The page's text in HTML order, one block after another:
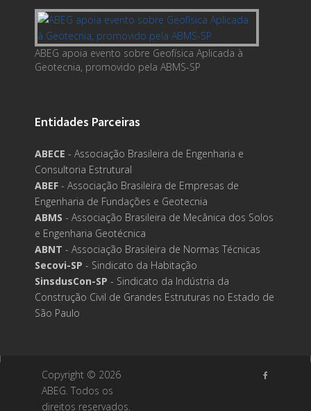
ABEG apoia evento sobre Geofísica Aplicada à
Geotecnia, promovido pela ABMS-SP
Entidades Parceiras
ABECE - Associação Brasileira de Engenharia e
Consultoria Estrutural
ABEF - Associação Brasileira de Empresas de
Engenharia de Fundações e Geotecnia
ABMS - Associação Brasileira de Mecânica dos Solos
e Engenharia Geotécnica
ABNT - Associação Brasileira de Normas Técnicas
Secovi-SP - Sindicato da Habitação
SinsdusCon-SP - Sindicato da Indústria da
Construção Civil de Grandes Estruturas no Estado de
São Paulo
Copyright © 2026
ABEG. Todos os
direitos reservados.